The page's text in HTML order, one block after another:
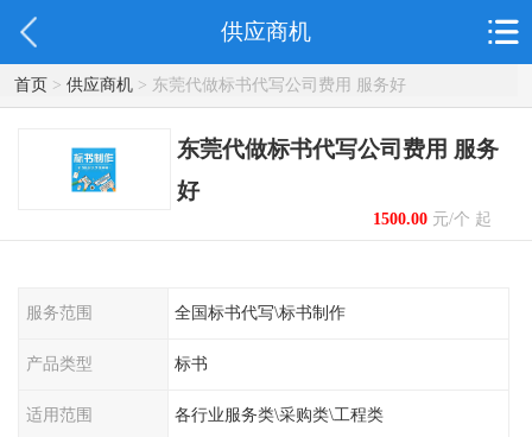
供应商机
首页> 供应商机> 东莞代做标书代写公司费用 服务好
东莞代做标书代写公司费用 服务
好
1500.00元/个 起
服务范围 全国标书代写\标书制作
产品类型 标书
适用范围 各行业服务类\采购类\工程类